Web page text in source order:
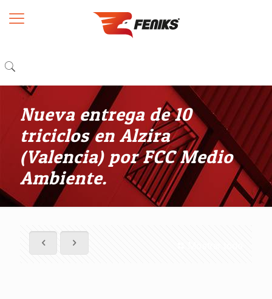
Nueva entrega de 10
triciclos en Alzira
(Valencia) por FCC Medio
Ambiente.